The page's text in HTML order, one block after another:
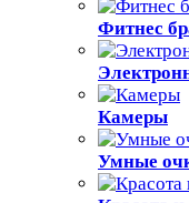
Фитнес
Камеры
Умные